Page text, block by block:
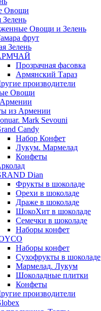
Овощи
Овощи и Зелень
фрут
Зелень
Прозрачная фасовка
Армянский Тараз
производители
Овощи
из Армении
Mark Sevouni
Candy
Набор Конфет
Лукум. Мармелад
Конфеты
Dian
Фрукты в шоколаде
Орехи в шоколаде
Драже в шоколаде
ШокоХит в шоколаде
Семечки в шоколаде
Наборы конфет
Наборы конфет
Сухофрукты в шоколаде
Мармелад. Лукум
Шоколадные плитки
Конфеты
производители